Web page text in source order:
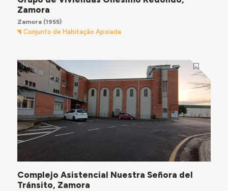
Zamora
Zamora(1955)
Conjunto de Habitação Apoiada
Complejo Asistencial Nuestra Señora del
Tránsito, Zamora